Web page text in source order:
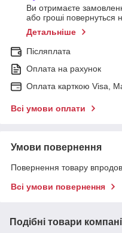
Ви отримаєте
або гроші повернуться
Детальніше
Післяплата
Оплата на рахунок
Оплата карткою Visa,
Всі умови оплати
Умови повернення
Повернення товару
Всі умови повернення
Подібні товари